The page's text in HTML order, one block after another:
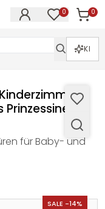
0 0
KI
für Baby- und
SALE -14%